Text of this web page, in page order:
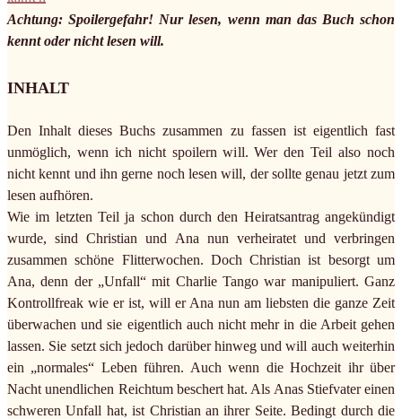
Achtung: Spoilergefahr! Nur lesen, wenn man das Buch schon
kennt oder nicht lesen will.
INHALT
Den Inhalt dieses Buchs zusammen zu fassen ist eigentlich fast
unmöglich, wenn ich nicht spoilern will. Wer den Teil also noch
nicht kennt und ihn gerne noch lesen will, der sollte genau jetzt zum
lesen aufhören.
Wie im letzten Teil ja schon durch den Heiratsantrag angekündigt
wurde, sind Christian und Ana nun verheiratet und verbringen
zusammen schöne Flitterwochen. Doch Christian ist besorgt um
Ana, denn der „Unfall“ mit Charlie Tango war manipuliert. Ganz
Kontrollfreak wie er ist, will er Ana nun am liebsten die ganze Zeit
überwachen und sie eigentlich auch nicht mehr in die Arbeit gehen
lassen. Sie setzt sich jedoch darüber hinweg und will auch weiterhin
ein „normales“ Leben führen. Auch wenn die Hochzeit ihr über
Nacht unendlichen Reichtum beschert hat. Als Anas Stiefvater einen
schweren Unfall hat, ist Christian an ihrer Seite. Bedingt durch die